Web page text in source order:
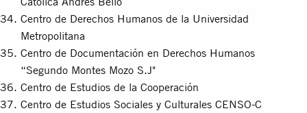
Centro de Derechos Humanos de la Universidad
Metropolitana
Centro de Documentación en Derechos Humanos
“Segundo Montes Mozo S.J"
Centro de Estudios de la Cooperación
Centro de Estudios Sociales y Culturales CENSO-C